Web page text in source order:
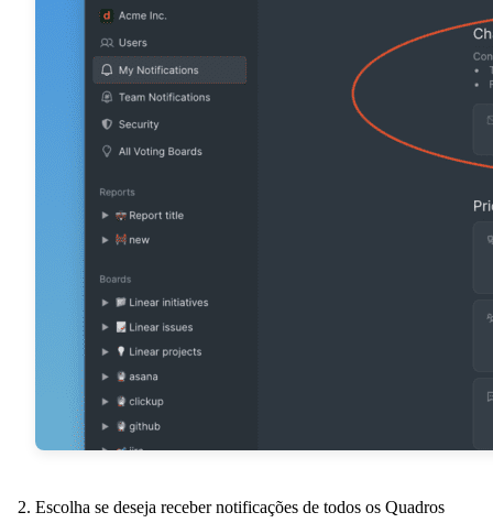
Escolha se deseja receber notificações de todos os Quadros